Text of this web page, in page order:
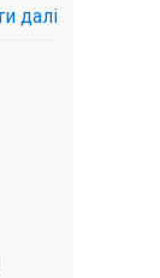
далі